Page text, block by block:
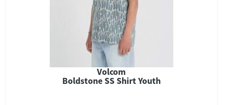
Volcom
Boldstone SS Shirt Youth